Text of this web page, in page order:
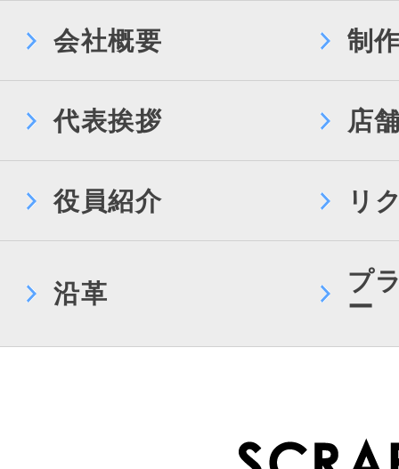
会社概要 制
代表挨拶 店
役員紹介 リ
沿革
プ
ー